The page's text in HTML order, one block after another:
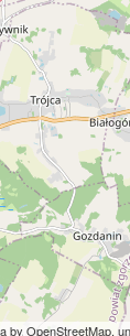
by OpenStreetMap,